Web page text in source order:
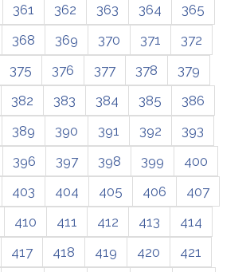
361 362 363 364
365
368 369 370 371
372
375 376 377 378
379
382 383 384 385
386
389 390 391 392
393
396 397 398 399
400
403 404 405 406
407
410 411 412 413
414
417 418 419 420 421